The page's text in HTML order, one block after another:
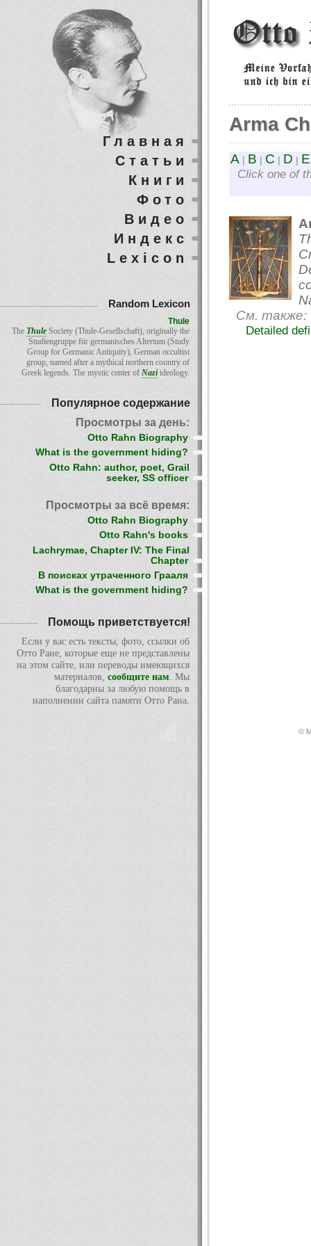
Arma
A B C D E
Click one of
См. также:
Detailed
Главная
Статьи
Книги
Фото
Видео
Индекс
Lexicon
Random Lexicon
Thule
TheThule Society (Thule-Gesellschaft), originally the
Studiengruppe für germanisches Altertum (Study
Group for Germanic Antiquity), German occultist
group, named after a mythical northern country of
Greek legends. The mystic center of Naziideology.
Популярное содержание
Просмотры за день:
Otto Rahn Biography
What is the government hiding?
Otto Rahn: author, poet, Grail
seeker, SS officer
Просмотры за всё время:
Otto Rahn Biography
Otto Rahn's books
Lachrymae, Chapter IV: The Final
Chapter
В поисках утраченного Грааля
What is the government hiding?
Помощь приветствуется!
Если у вас есть тексты, фото, ссылки об
Отто Ране, которые еще не представлены
на этом сайте, или переводы имеющихся
материалов, сообщите нам. Мы
благодарны за любую помощь в
наполнении сайта памяти Отто Рана.
©